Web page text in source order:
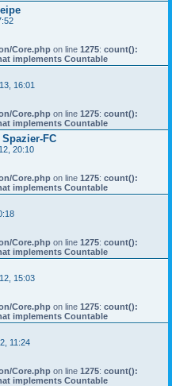
Core.php on line 1275: count():
implements Countable
16:01
Core.php on line 1275: count():
implements Countable
FC
20:10
Core.php on line 1275: count():
implements Countable
Core.php on line 1275: count():
implements Countable
15:03
Core.php on line 1275: count():
implements Countable
11:24
Core.php on line 1275: count():
implements Countable